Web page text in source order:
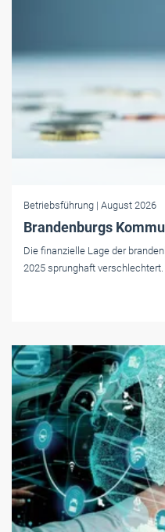
Betriebsführung | August 2026
Brandenburgs
Die finanzielle Lage der
2025 sprunghaft verschlechtert.